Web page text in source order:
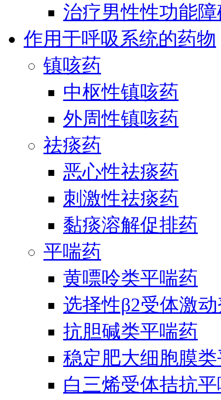
治疗男性性功能
作用于呼吸系统的药物
镇咳药
中枢性镇咳药
外周性镇咳药
祛痰药
恶心性祛痰药
刺激性祛痰药
黏痰溶解促排药
平喘药
黄嘌呤类平喘药
选择性β2受体激
抗胆碱类平喘药
稳定肥大细胞膜
白三烯受体拮抗